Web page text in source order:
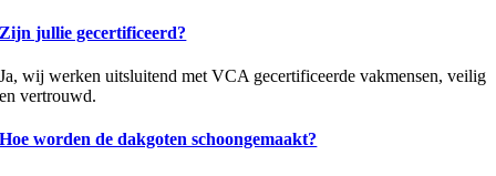
Zijn jullie gecertificeerd?
Ja, wij werken uitsluitend met VCA gecertificeerde vakmensen, veilig
en vertrouwd.
Hoe worden de dakgoten schoongemaakt?